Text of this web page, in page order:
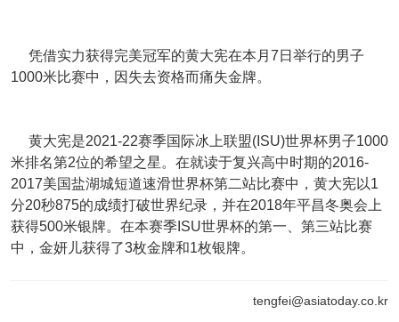
凭借实力获得完美冠军的黄大宪在本月7日举行的男子
1000米比赛中，因失去资格而痛失金牌。
黄大宪是2021-22赛季国际冰上联盟(ISU)世界杯男子1000
米排名第2位的希望之星。在就读于复兴高中时期的2016-
2017美国盐湖城短道速滑世界杯第二站比赛中，黄大宪以1
分20秒875的成绩打破世界纪录，并在2018年平昌冬奥会上
获得500米银牌。在本赛季ISU世界杯的第一、第三站比赛
中，金妍儿获得了3枚金牌和1枚银牌。
tengfei@asiatoday.co.kr